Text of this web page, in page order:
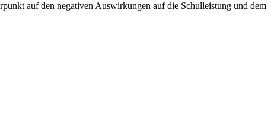
auf den negativen Auswirkungen auf die Schulleistung und dem